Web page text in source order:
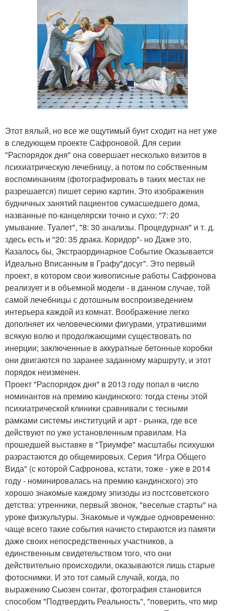
Этот вялый, но все же ощутимый бунт сходит на нет уже
в следующем проекте Сафроновой. Для серии
"Распорядок дня" она совершает несколько визитов в
психиатрическую лечебницу, а потом по собственным
воспоминаниям (фотографировать в таких местах не
разрешается) пишет серию картин. Это изображения
будничных занятий пациентов сумасшедшего дома,
названные по-канцелярски точно и сухо: "7: 20
умывание. Туалет", "8: 30 анализы. Процедурная" и т. д.
здесь есть и "20: 35 драка. Коридор"- но Даже это,
Казалось бы, Экстраординарное Событие Оказывается
Идеально Вписанным в Графу"досуг". Это первый
проект, в котором свои живописные работы Сафронова
реализует и в объемной модели - в данном случае, той
самой лечебницы с дотошным воспроизведением
интерьера каждой из комнат. Воображение легко
дополняет их человеческими фигурами, утратившими
всякую волю и продолжающими существовать по
инерции; заключенные в аккуратные бетонные коробки
они двигаются по заранее заданному маршруту, и этот
порядок неизменен.
Проект "Распорядок дня" в 2013 году попал в число
номинантов на премию кандинского: тогда стены этой
психиатрической клиники сравнивали с тесными
рамками системы институций и арт - рынка, где все
действуют по уже установленным правилам. На
прошедшей выставке в "Триумфе" масштабы психушки
разрастаются до общемировых. Серия "Игра Общего
Вида" (с которой Сафронова, кстати, тоже - уже в 2014
году - номинировалась на премию кандинского) это
хорошо знакомые каждому эпизоды из постсоветского
детства: утренники, первый звонок, "веселые старты" на
уроке физкультуры. Знакомые и чуждые одновременно:
чаще всего такие события начисто стираются из памяти
даже своих непосредственных участников, а
единственным свидетельством того, что они
действительно происходили, оказываются лишь старые
фотоснимки. И это тот самый случай, когда, по
выражению Сьюзен сонтаг, фотография становится
способом "Подтвердить Реальность", "поверить, что мир